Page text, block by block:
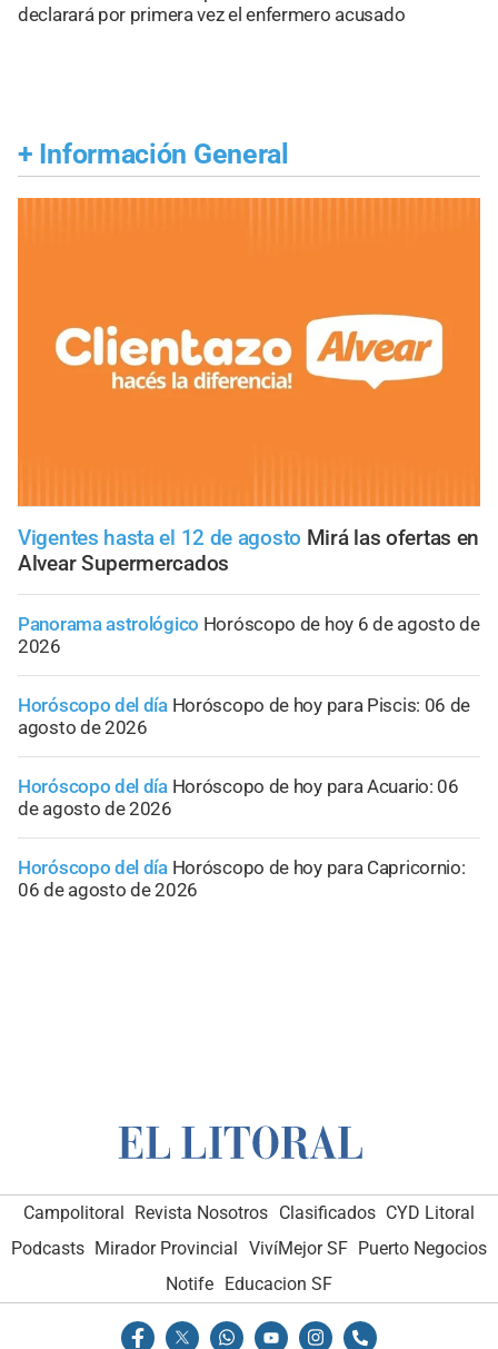
declarará por primera vez el enfermero acusado
+ Información General
Vigentes hasta el 12 de agosto Mirá las ofertas en
Alvear Supermercados
Panorama astrológico Horóscopo de hoy 6 de agosto de
2026
Horóscopo del día Horóscopo de hoy para Piscis: 06 de
agosto de 2026
Horóscopo del día Horóscopo de hoy para Acuario: 06
de agosto de 2026
Horóscopo del día Horóscopo de hoy para Capricornio:
06 de agosto de 2026
Campolitoral Revista Nosotros Clasificados CYD Litoral
Podcasts Mirador Provincial VivíMejor SF Puerto Negocios
Notife Educacion SF